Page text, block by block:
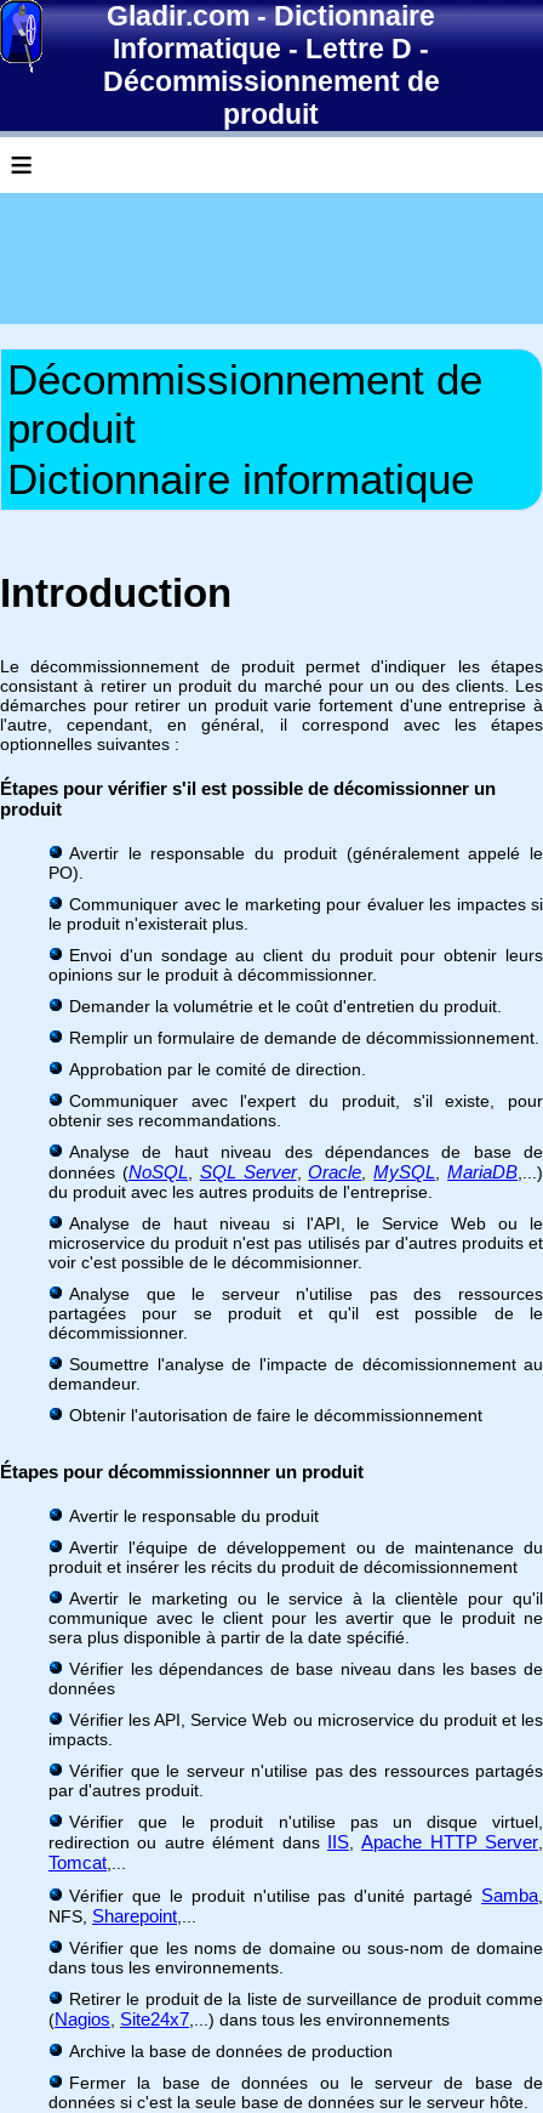
Gladir.com-Dictionnaire
Informatique-Lettre D-
Décommissionnement de
produit
≡
Décommissionnement de
produit
Dictionnaire informatique
Introduction
Le décommissionnement de produit permet d'indiquer les étapes
consistant à retirer un produit du marché pour un ou des clients. Les
démarches pour retirer un produit varie fortement d'une entreprise à
l'autre, cependant, en général, il correspond avec les étapes
optionnelles suivantes :
Étapes pour vérifier s'il est possible de décomissionner un
produit
Avertir le responsable du produit (généralement appelé le
PO).
Communiquer avec le marketing pour évaluer les impactes si
le produit n'existerait plus.
Envoi d'un sondage au client du produit pour obtenir leurs
opinions sur le produit à décommissionner.
Demander la volumétrie et le coût d'entretien du produit.
Remplir un formulaire de demande de décommissionnement.
Approbation par le comité de direction.
Communiquer avec l'expert du produit, s'il existe, pour
obtenir ses recommandations.
Analyse de haut niveau des dépendances de base de
données (NoSQL SQL Server,Oracle ,MySQL ,MariaDB ,...)
du produit avec les autres produits de l'entreprise.
Analyse de haut niveau si l'API, le Service Web ou le
microservice du produit n'est pas utilisés par d'autres produits et
voir c'est possible de le décommisionner.
Analyse que le serveur n'utilise pas des ressources
partagées pour se produit et qu'il est possible de le
décommissionner.
Soumettre l'analyse de l'impacte de décomissionnement au
demandeur.
Obtenir l'autorisation de faire le décommissionnement
Étapes pour décommissionnner un produit
Avertir le responsable du produit
Avertir l'équipe de développement ou de maintenance du
produit et insérer les récits du produit de décomissionnement
Avertir le marketing ou le service à la clientèle pour qu'il
communique avec le client pour les avertir que le produit ne
sera plus disponible à partir de la date spécifié.
Vérifier les dépendances de base niveau dans les bases de
données
Vérifier les API, Service Web ou microservice du produit et les
impacts.
Vérifier que le serveur n'utilise pas des ressources partagés
par d'autres produit.
Vérifier que le produit n'utilise pas un disque virtuel,
redirection ou autre élément dans IIS,Apache HTTP Server
Tomcat
Vérifier que le produit n'utilise pas d'unité partagé Samba
NFS, Sharepoint
Vérifier que les noms de domaine ou sous-nom de domaine
dans tous les environnements.
Retirer le produit de la liste de surveillance de produit comme
(Nagios Site24x7 ,...) dans tous les environnements
Archive la base de données de production
Fermer la base de données ou le serveur de base de
données si c'est la seule base de données sur le serveur hôte.